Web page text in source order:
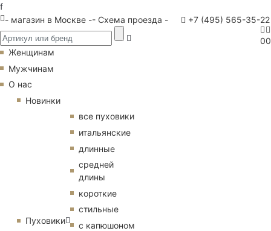
f
- магазин в Москве -- Схема проезда - +7 (495) 565-35-22
00
Женщинам
Мужчинам
О нас
Новинки
Пуховики
все пуховики
итальянские
длинные
средней
длины
короткие
стильные
с капюшоном